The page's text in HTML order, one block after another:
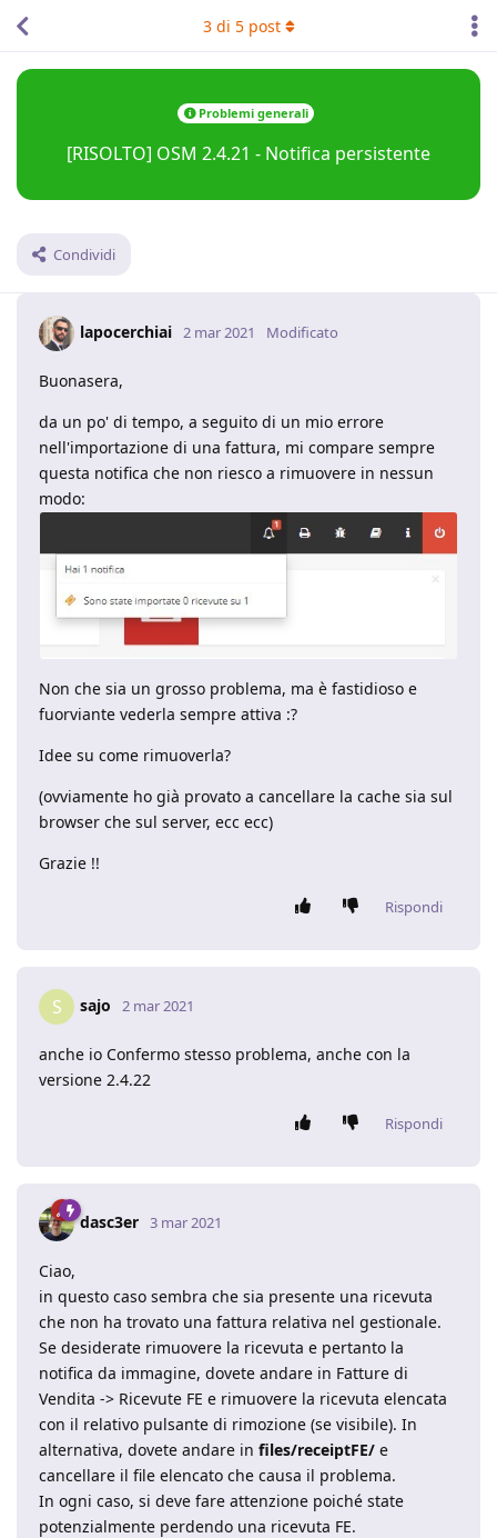
Problemi generali
[RISOLTO] OSM 2.4.21 - Notifica persistente
Condividi
3di 5post
lapocerchiai 2 mar 2021 Modificato
Buonasera,
da un po' di tempo, a seguito di un mio errore
nell'importazione di una fattura, mi compare sempre
questa notifica che non riesco a rimuovere in nessun
modo:
Non che sia un grosso problema, ma è fastidioso e
fuorviante vederla sempre attiva :?
Idee su come rimuoverla?
(ovviamente ho già provato a cancellare la cache sia sul
browser che sul server, ecc ecc)
Grazie !!
Rispondi
S sajo 2 mar 2021
anche io Confermo stesso problema, anche con la
versione 2.4.22
Rispondi
dasc3er 3 mar 2021
Ciao,
in questo caso sembra che sia presente una ricevuta
che non ha trovato una fattura relativa nel gestionale.
Se desiderate rimuovere la ricevuta e pertanto la
notifica da immagine, dovete andare in Fatture di
Vendita -> Ricevute FE e rimuovere la ricevuta elencata
con il relativo pulsante di rimozione (se visibile). In
alternativa, dovete andare in files/receiptFE/ e
cancellare il file elencato che causa il problema.
In ogni caso, si deve fare attenzione poiché state
potenzialmente perdendo una ricevuta FE.